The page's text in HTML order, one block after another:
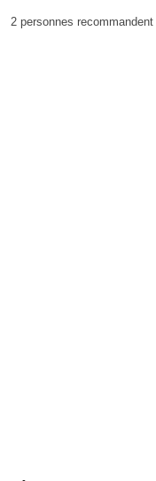
2 personnes recommandent